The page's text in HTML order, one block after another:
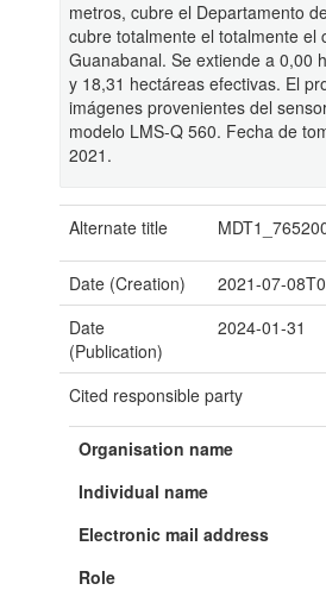
metros, cubre el Departamento
cubre totalmente el totalmente el
Guanabanal. Se extiende a 0,00
y 18,31 hectáreas efectivas. El
imágenes provenientes del
modelo LMS-Q 560. Fecha de
2021.
Alternate title
Date (Creation)
2021-07-
Date
(Publication)
2024-01-31
Cited responsible party
Organisation name
Individual name
Electronic mail address
Role